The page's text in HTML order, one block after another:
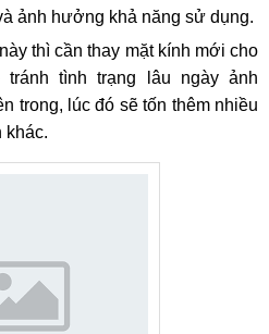
ảnh hưởng khả năng sử dụng.
thì cần thay mặt kính mới cho
tình trạng lâu ngày ảnh
trong, lúc đó sẽ tốn thêm nhiều
khác.